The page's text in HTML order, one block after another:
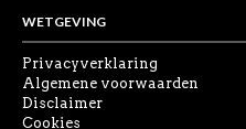
WETGEVING
Privacyverklaring
Algemene voorwaarden
Disclaimer
Cookies